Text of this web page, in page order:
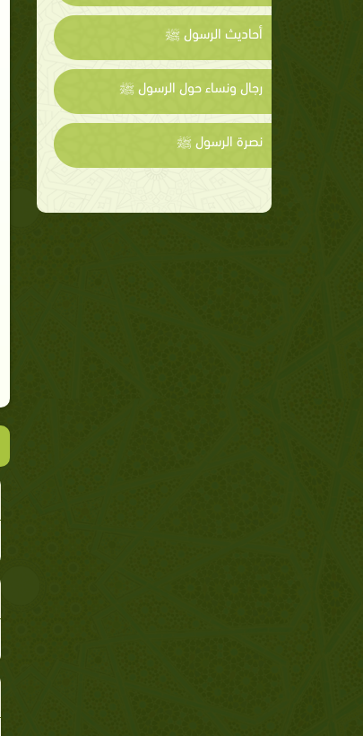
أحاديث الرسول ﷺ
رجال ونساء حول الرسول ﷺ
نصرة الرسول ﷺ